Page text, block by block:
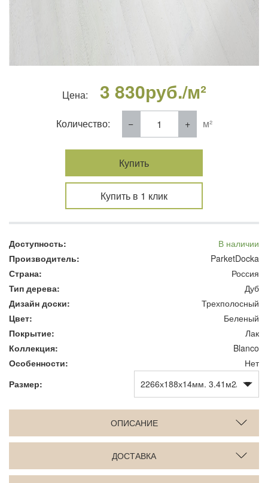
Цена: 3 830руб./м²
Количество: м²
Купить
Купить в 1 клик
Доступность:
В наличии
Производитель:
ParketDocka
Страна:
Россия
Тип дерева:
Дуб
Дизайн доски:
Трехполосный
Цвет:
Беленый
Покрытие:
Лак
Коллекция:
Blanco
Особенности:
Нет
Размер:
ОПИСАНИЕ
ДОСТАВКА